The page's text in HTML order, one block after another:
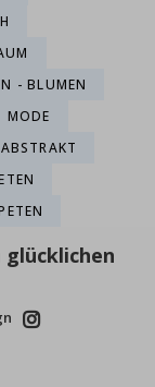
- BLUMEN
MODE
ABSTRAKT